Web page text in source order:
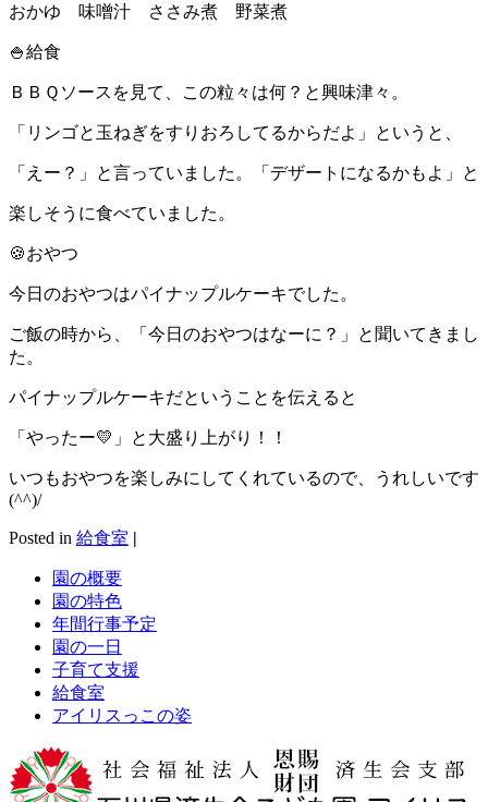
おかゆ 味噌汁 ささみ煮 野菜煮
🍚給食
ＢＢＱソースを見て、この粒々は何？と興味津々。
「リンゴと玉ねぎをすりおろしてるからだよ」というと、
「えー？」と言っていました。「デザートになるかもよ」と
楽しそうに食べていました。
🍪おやつ
今日のおやつはパイナップルケーキでした。
ご飯の時から、「今日のおやつはなーに？」と聞いてきまし
た。
パイナップルケーキだということを伝えると
「やったー💛」と大盛り上がり！！
いつもおやつを楽しみにしてくれているので、うれしいです
(^^)/
Posted in 給食室 |
園の概要
園の特色
年間行事予定
園の一日
子育て支援
給食室
アイリスっこの姿